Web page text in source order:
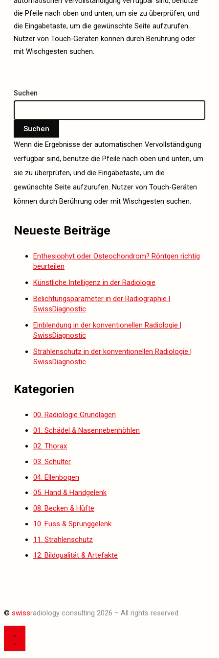
die Pfeile nach oben und unten, um sie zu überprüfen, und
die Eingabetaste, um die gewünschte Seite aufzurufen.
Nutzer von Touch-Geräten können durch Berührung oder
mit Wischgesten suchen.
Suchen
Suchen
Wenn die Ergebnisse der automatischen Vervollständigung
verfügbar sind, benutze die Pfeile nach oben und unten, um
sie zu überprüfen, und die Eingabetaste, um die
gewünschte Seite aufzurufen. Nutzer von Touch-Geräten
können durch Berührung oder mit Wischgesten suchen.
Neueste Beiträge
Enthesiophyt oder Osteochondrom? Röntgen richtig
beurteilen
Künstliche Intelligenz in der Radiologie
Belichtungsparameter in der Radiographie |
SwissDiagnostic
Einblendung in der konventionellen Radiologie |
SwissDiagnostic
Strahlenschutz in der konventionellen Radiologie |
SwissDiagnostic
Kategorien
00. Radiologie Grundlagen
01. Schädel & Nasennebenhöhlen
02. Thorax
03. Schulter
04. Ellenbogen
05. Hand & Handgelenk
08. Becken & Hüfte
10. Fuss & Sprunggelenk
11. Strahlenschutz
12. Bildqualität & Artefakte
© swissradiology consulting 2026 – All rights reserved.